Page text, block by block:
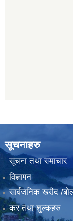
सूचनाहरु
सूचना तथा समाचार
विज्ञापन
सार्वजनिक खरीद /
कर तथा शुल्कहरु